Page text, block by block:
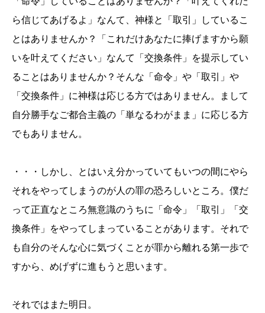
ら信じてあげるよ」なんて、神様と「取引」しているこ
とはありませんか？「これだけあなたに捧げますから願
いを叶えてください」なんて「交換条件」を提示してい
ることはありませんか？そんな「命令」や「取引」や
「交換条件」に神様は応じる方ではありません。まして
自分勝手なご都合主義の「単なるわがまま」に応じる方
でもありません。
・・・しかし、とはいえ分かっていてもいつの間にやら
それをやってしまうのが人の罪の恐ろしいところ。僕だ
って正直なところ無意識のうちに「命令」「取引」「交
換条件」をやってしまっていることがあります。それで
も自分のそんな心に気づくことが罪から離れる第一歩で
すから、めげずに進もうと思います。
それではまた明日。